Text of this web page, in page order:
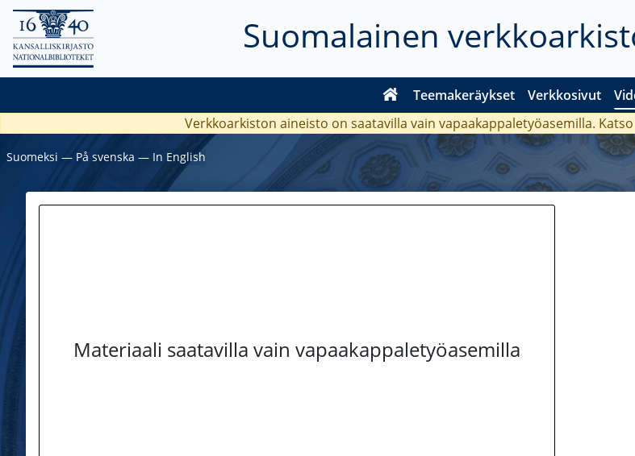
Suomalainen
Teemakeräykset Verkkosivut
Verkkoarkiston aineisto on saatavilla vain vapaakappaletyöasemilla. Katso
Suomeksi ― På svenska ― In English
Materiaali saatavilla vain vapaakappaletyöasemilla